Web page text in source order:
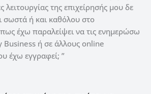
της επιχείρησής μου δε
σωστά ή και καθόλου στο
έχω παραλείψει να τις ενημερώσω
Business ή σε άλλους online
έχω εγγραφεί; ”